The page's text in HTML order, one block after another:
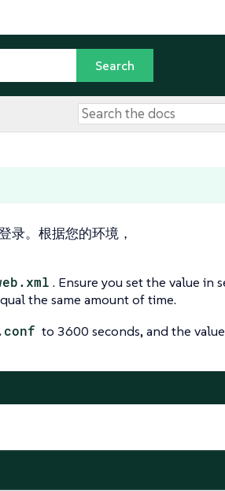
录。根据您的环境，
. Ensure you set the value in
the same amount of time.
to 3600 seconds, and the